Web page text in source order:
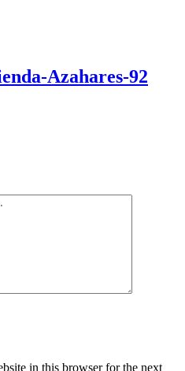
Azahares-92
in this browser for the next